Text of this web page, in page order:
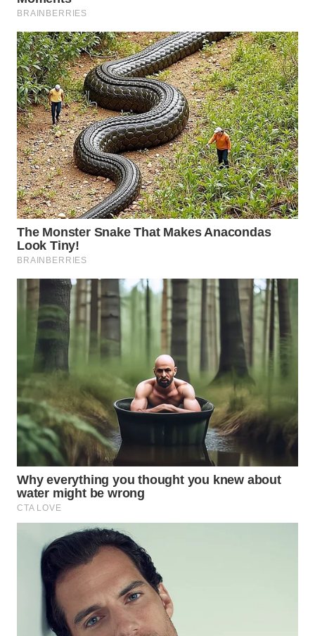
WN
SUMEDANG
WN
CIANJUR
WN
KEPULAUAN
SERIBU
WN
TANGERANG
WN
BINJAI
CIREBON
INDRAMAYU
WN
KUNINGAN
WN
MAJALENGKA
WN
WN
SUKABUMI
WN
PURWAKARTA